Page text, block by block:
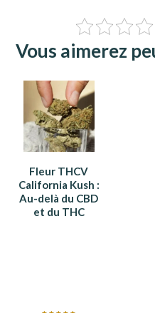
Vous aimerez
Fleur THCV
California Kush :
Au-delà du CBD
et du THC